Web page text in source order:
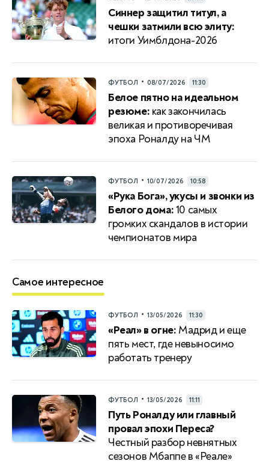
Синнер защитил титул, а
чешки затмили всю элиту:
итоги Уимблдона-2026
ФУТБОЛ • 08/07/2026 11:30
Белое пятно на идеальном
резюме: как закончилась
великая и противоречивая
эпоха Роналду на ЧМ
ФУТБОЛ • 10/07/2026 10:58
«Рука Бога», укусы и звонки из
Белого дома:10 самых
громких скандалов в истории
чемпионатов мира
Самое интересное
ФУТБОЛ • 13/05/2026 11:30
«Реал» в огне: Мадрид и еще
пять мест, где невыносимо
работать тренеру
ФУТБОЛ • 13/05/2026 11:11
Путь Роналду или главный
провал эпохи Переса?
Честный разбор невнятных
сезонов Мбаппе в «Реале»